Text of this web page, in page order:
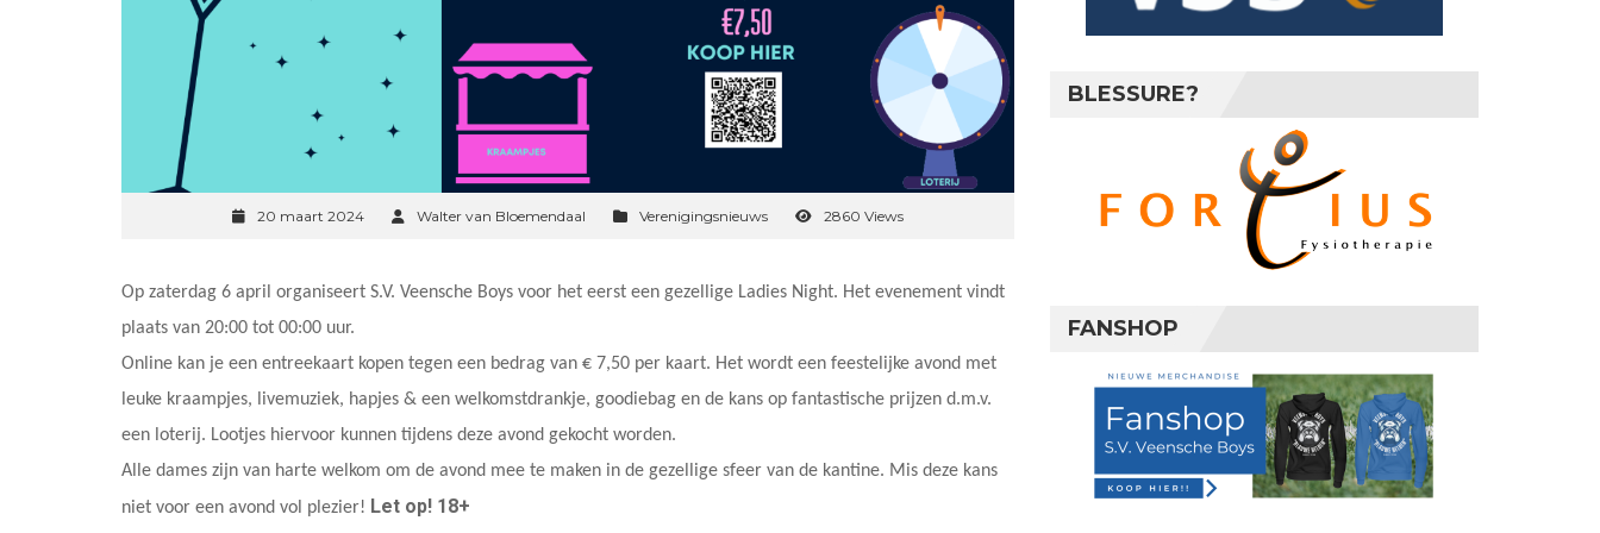
20 maart 2024 Walter van Bloemendaal Verenigingsnieuws 2860 Views
Op zaterdag 6 april organiseert S.V. Veensche Boys voor het eerst een gezellige Ladies Night. Het evenement vindt
plaats van 20:00 tot 00:00 uur.
Online kan je een entreekaart kopen tegen een bedrag van € 7,50 per kaart. Het wordt een feestelijke avond met
leuke kraampjes, livemuziek, hapjes & een welkomstdrankje, goodiebag en de kans op fantastische prijzen d.m.v.
een loterij. Lootjes hiervoor kunnen tijdens deze avond gekocht worden.
Alle dames zijn van harte welkom om de avond mee te maken in de gezellige sfeer van de kantine. Mis deze kans
niet voor een avond vol plezier! Let op! 18+
BLESSURE?
FANSHOP